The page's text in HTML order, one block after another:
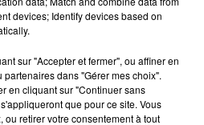
POUR HOMICIDE
devices; Identify devices based on
sur "Accepter et fermer", ou affiner en
dans "Gérer mes choix".
en cliquant sur "Continuer sans
que pour ce site. Vous
ou retirer votre consentement à tout